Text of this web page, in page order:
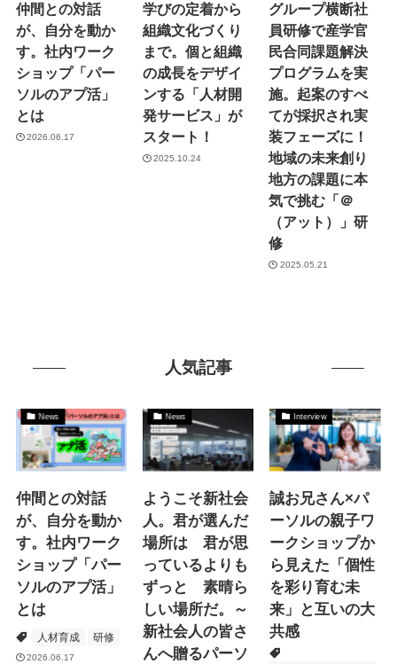
仲間との対話
が、自分を動か
す。社内ワーク
ショップ「パー
ソルのアプ活」
とは
2026.06.17
学びの定着から
組織文化づくり
まで。個と組織
の成長をデザイ
ンする「人材開
発サービス」が
スタート！
2025.10.24
グループ横断社
員研修で産学官
民合同課題解決
プログラムを実
施。起案のすべ
てが採択され実
装フェーズに！
地域の未来創り
地方の課題に本
気で挑む「＠
（アット）」研
修
2025.05.21
人気記事
News
仲間との対話
が、自分を動か
す。社内ワーク
ショップ「パー
ソルのアプ活」
とは
人材育成 研修
2026.06.17
News
ようこそ新社会
人。君が選んだ
場所は 君が思
っているよりも
ずっと 素晴ら
しい場所だ。～
新社会人の皆さ
んへ贈るパーソ
Interview
誠お兄さん×パ
ーソルの親子ワ
ークショップか
ら見えた「個性
を彩り育む未
来」と互いの大
共感